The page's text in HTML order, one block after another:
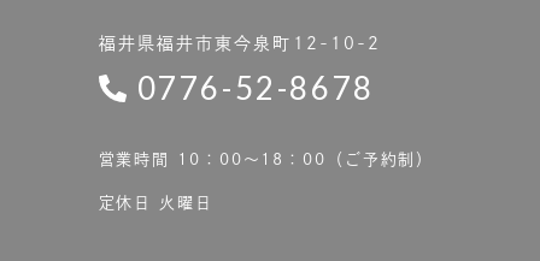
福井県福井市東今泉町12-10-2
0776-52-8678
営業時間 10：00〜18：00（ご予約制）
定休日 火曜日